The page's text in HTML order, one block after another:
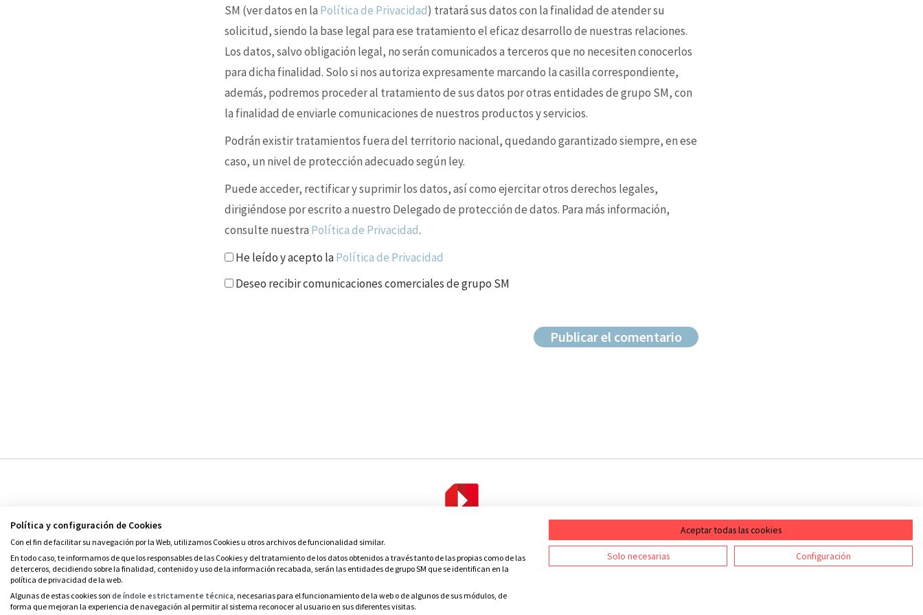
SM (ver datos en la Política de Privacidad) tratará sus datos con la finalidad de atender su
solicitud, siendo la base legal para ese tratamiento el eficaz desarrollo de nuestras relaciones.
Los datos, salvo obligación legal, no serán comunicados a terceros que no necesiten conocerlos
para dicha finalidad. Solo si nos autoriza expresamente marcando la casilla correspondiente,
además, podremos proceder al tratamiento de sus datos por otras entidades de grupo SM, con
la finalidad de enviarle comunicaciones de nuestros productos y servicios.
Podrán existir tratamientos fuera del territorio nacional, quedando garantizado siempre, en ese
caso, un nivel de protección adecuado según ley.
Puede acceder, rectificar y suprimir los datos, así como ejercitar otros derechos legales,
dirigiéndose por escrito a nuestro Delegado de protección de datos. Para más información,
consulte nuestra Política de Privacidad.
He leído y acepto laPolítica de Privacidad
Deseo recibir comunicaciones comerciales de grupo SM
Contacto
Política y configuración de Cookies
Con el fin de facilitar su navegación por la Web, utilizamos Cookies u otros archivos de funcionalidad similar.
En todo caso, te informamos de que los responsables de las Cookies y del tratamiento de los datos obtenidos a través tanto de las propias como de las
de terceros, decidiendo sobre la finalidad, contenido y uso de la información recabada, serán las entidades de grupo SM que se identifican en la
política de privacidad de la web.
Algunas de estas cookies son de índole estrictamente técnica, necesarias para el funcionamiento de la web o de algunos de sus módulos, de
forma que mejoran la experiencia de navegación al permitir al sistema reconocer al usuario en sus diferentes visitas.
Aceptar todas las cookies
Solo necesarias Configuración